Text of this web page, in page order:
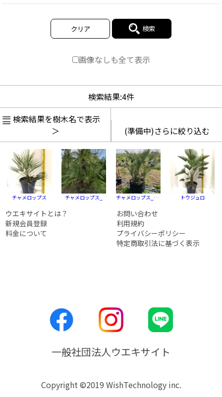
クリア 検索
画像なしも全て表示
検索結果:4件
検索結果を樹木名で表示
＞
(準備中)さらに絞り込む
チャメロップス チャメロップス_ チャメロップス_フミリス トウジュロ
ウエキサイトとは？
新規会員登録
料金について
お問い合わせ
利用規約
プライバシーポリシー
特定商取引法に基づく表示
一般社団法人ウエキサイト
Copyright ©2019 WishTechnology inc.